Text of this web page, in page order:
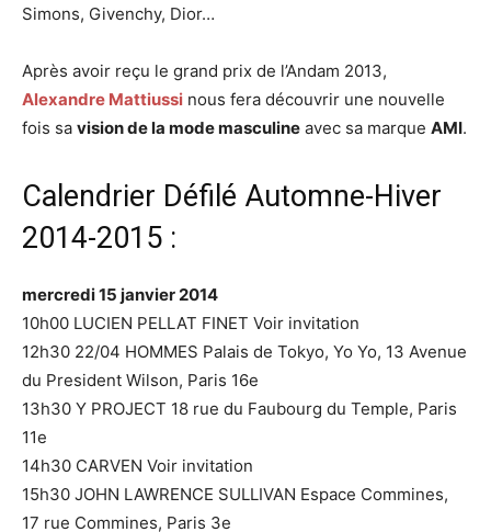
Simons, Givenchy, Dior…
Après avoir reçu le grand prix de l’Andam 2013,
Alexandre Mattiussi nous fera découvrir une nouvelle
fois sa vision de la mode masculine avec sa marque AMI.
Calendrier Défilé Automne-Hiver
2014-2015 :
mercredi 15 janvier 2014
10h00 LUCIEN PELLAT FINET Voir invitation
12h30 22/04 HOMMES Palais de Tokyo, Yo Yo, 13 Avenue
du President Wilson, Paris 16e
13h30 Y PROJECT 18 rue du Faubourg du Temple, Paris
11e
14h30 CARVEN Voir invitation
15h30 JOHN LAWRENCE SULLIVAN Espace Commines,
17 rue Commines, Paris 3e